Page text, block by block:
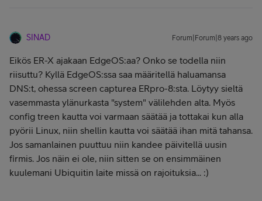
SINAD Forum|Forum|8 years ago
Eikös ER-X ajakaan EdgeOS:aa? Onko se todella niin
riisuttu? Kyllä EdgeOS:ssa saa määritellä haluamansa
DNS:t, ohessa screen capturea ERpro-8:sta. Löytyy sieltä
vasemmasta ylänurkasta "system" välilehden alta. Myös
config treen kautta voi varmaan säätää ja tottakai kun alla
pyörii Linux, niin shellin kautta voi säätää ihan mitä tahansa.
Jos samanlainen puuttuu niin kandee päivitellä uusin
firmis. Jos näin ei ole, niin sitten se on ensimmäinen
kuulemani Ubiquitin laite missä on rajoituksia... :)